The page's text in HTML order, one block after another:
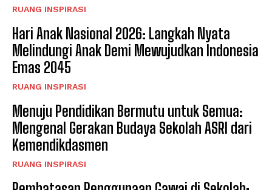
RUANG INSPIRASI
Hari Anak Nasional 2026: Langkah Nyata
Melindungi Anak Demi Mewujudkan Indonesia
Emas 2045
RUANG INSPIRASI
Menuju Pendidikan Bermutu untuk Semua:
Mengenal Gerakan Budaya Sekolah ASRI dari
Kemendikdasmen
RUANG INSPIRASI